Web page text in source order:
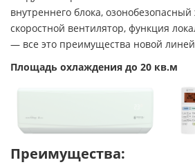
внутреннего блока, озонобезопасный
скоростной вентилятор, функция
— все это преимущества новой
Площадь охлаждения до 20 кв.м
Преимущества: